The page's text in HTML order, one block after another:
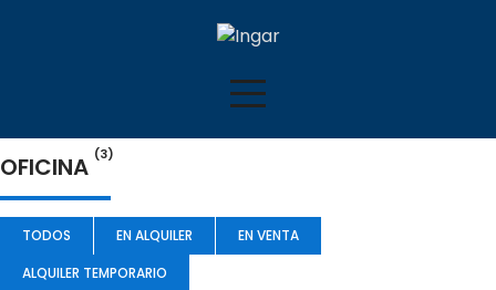
OFICINA (3)
TODOS EN ALQUILER
EN VENTA
ALQUILER TEMPORARIO